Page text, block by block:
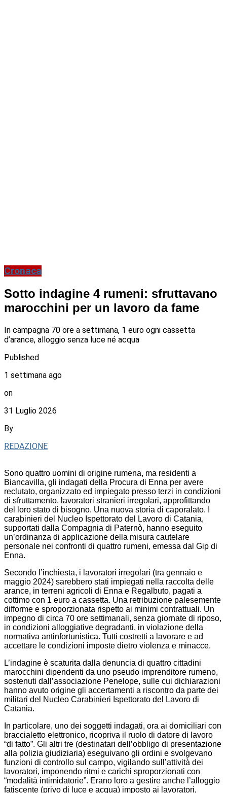
Cronaca
Sotto indagine 4 rumeni: sfruttavano
marocchini per un lavoro da fame
In campagna 70 ore a settimana, 1 euro ogni cassetta
d’arance, alloggio senza luce né acqua
Published
1 settimana ago
on
31 Luglio 2026
By
REDAZIONE
Sono quattro uomini di origine rumena, ma residenti a
Biancavilla, gli indagati della Procura di Enna per avere
reclutato, organizzato ed impiegato presso terzi in condizioni
di sfruttamento, lavoratori stranieri irregolari, approfittando
del loro stato di bisogno. Una nuova storia di caporalato. I
carabinieri del Nucleo Ispettorato del Lavoro di Catania,
supportati dalla Compagnia di Paternò, hanno eseguito
un’ordinanza di applicazione della misura cautelare
personale nei confronti di quattro rumeni, emessa dal Gip di
Enna.
Secondo l’inchiesta, i lavoratori irregolari (tra gennaio e
maggio 2024) sarebbero stati impiegati nella raccolta delle
arance, in terreni agricoli di Enna e Regalbuto, pagati a
cottimo con 1 euro a cassetta. Una retribuzione palesemente
difforme e sproporzionata rispetto ai minimi contrattuali. Un
impegno di circa 70 ore settimanali, senza giornate di riposo,
in condizioni alloggiative degradanti, in violazione della
normativa antinfortunistica. Tutti costretti a lavorare e ad
accettare le condizioni imposte dietro violenza e minacce.
L’indagine è scaturita dalla denuncia di quattro cittadini
marocchini dipendenti da uno pseudo imprenditore rumeno,
sostenuti dall’associazione Penelope, sulle cui dichiarazioni
hanno avuto origine gli accertamenti a riscontro da parte dei
militari del Nucleo Carabinieri Ispettorato del Lavoro di
Catania.
In particolare, uno dei soggetti indagati, ora ai domiciliari con
braccialetto elettronico, ricopriva il ruolo di datore di lavoro
“di fatto”. Gli altri tre (destinatari dell’obbligo di presentazione
alla polizia giudiziaria) eseguivano gli ordini e svolgevano
funzioni di controllo sul campo, vigilando sull’attività dei
lavoratori, imponendo ritmi e carichi sproporzionati con
“modalità intimidatorie”. Erano loro a gestire anche l’alloggio
fatiscente (privo di luce e acqua) imposto ai lavoratori,